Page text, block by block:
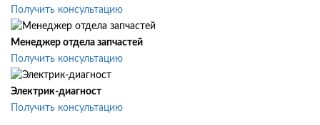
Получить консультацию
Менеджер отдела запчастей
Получить консультацию
Электрик-диагност
Получить консультацию